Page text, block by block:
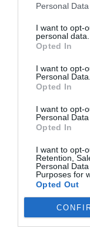
Personal
I want to opt-
personal data.
Opted In
I want to opt-
Personal Data.
Opted In
I want to opt-
Personal
Opted In
I want to opt-
Retention,
Personal
Purposes for
Opted Out
antes
móvil a
acceder
público
Actualmente,
vinculada la T-
a mil para
espera hacer
asegurar que
Una vez se
dispositivos
que hayan